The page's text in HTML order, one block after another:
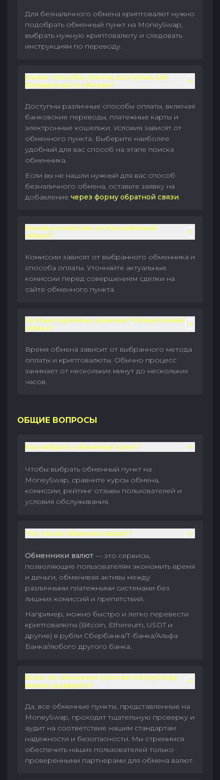
Для безналичного обмена криптовалют нужно
подобрать обменный пункт на MoneySwap,
выбрать нужную криптовалюту и следовать
инструкциям по переводу.
Какие способы оплаты доступны для
безналичного обмена?
Доступны различные способы оплаты, включая
банковские переводы, платежные карты и
электронные кошельки. Условия зависят от
обменного пункта. Выберите наиболее
удобный для вас способ на этапе поиска
обменника.
Если вы не нашли нужный для вас способ
безналичного обмена, оставьте заявку на
добавление через форму обратной связи.
Каковы комиссии за безналичный
обмен?
Комиссии зависят от выбранного обменника и
способа оплаты. Уточняйте актуальные
комиссии перед совершением сделки на
сайте обменного пункта.
Сколько времени занимает безналичный
обмен?
Время обмена зависит от выбранного метода
оплаты и криптовалюты. Обычно процесс
занимает от нескольких минут до нескольких
часов.
ОБЩИЕ ВОПРОСЫ
Как выбрать обменный пункт?
Чтобы выбрать обменный пункт на
MoneySwap, сравните курсы обмена,
комиссии, рейтинг отзывы пользователей и
условия обслуживания.
Что такое обменник валют?
Обменники валют — это сервисы,
позволяющие пользователям экономить время
и деньги, обменивая активы между
различными платежными системами без
лишних комиссий и препятствий.
Например, можно быстро и легко перевести
криптовалюты (Bitcoin, Ethereum, USDT и
другие) в рубли Сбербанка/Т-банка/Альфа
Банка/любого другого банка.
Всем ли обменным пунктам MoneySwap
можно доверять?
Да, все обменные пункты, представленные на
MoneySwap, проходят тщательную проверку и
аудит на соответствие нашим стандартам
надежности и безопасности. Мы стремимся
обеспечить наших пользователей только
проверенными партнерами для обмена валют.